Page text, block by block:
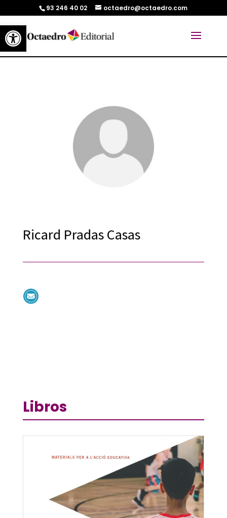
Abrir barra de herramientas
93 246 40 02 octaedro@octaedro.com
Ricard Pradas Casas
Libros